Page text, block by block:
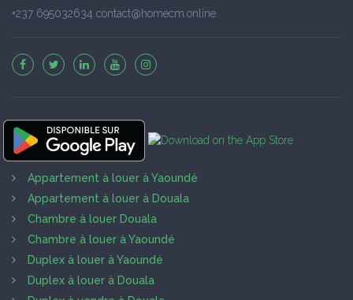
+237 695032634 contact@homecm.online
Appartement à louer à Yaoundé
Appartement à louer à Douala
Chambre à louer Douala
Chambre à louer à Yaoundé
Duplex à louer à Yaoundé
Duplex à louer à Douala